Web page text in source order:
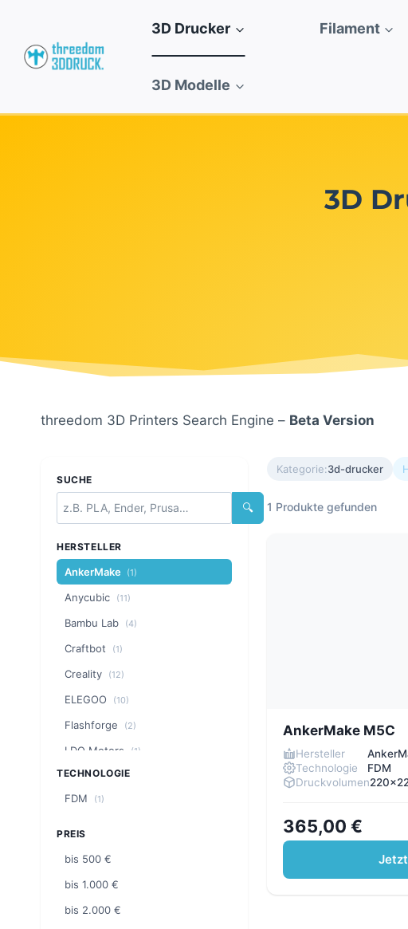
springen
3D Drucker Filament
3D Modelle
3D
threedom 3D Printers Search Engine – Beta Version
SUCHE
🔍
HERSTELLER
AnkerMake (1)
Anycubic (11)
Bambu Lab (4)
Craftbot (1)
Creality (12)
ELEGOO (10)
Flashforge (2)
LDO Motors (1)
Phrozen (5)
QIDI (1)
Sovol
TECHNOLOGIE
FDM (1)
PREIS
bis 500 €
bis 1.000 €
bis 2.000 €
Kategorie:3d-drucker
1 Produkte gefunden
AnkerMake M5C
Hersteller
Technologie
FDM
Druckvolumen
365,00 €